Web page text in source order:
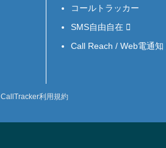
コールトラッカー
SMS自由自在
Call Reach / Web電通知
CallTracker利用規約